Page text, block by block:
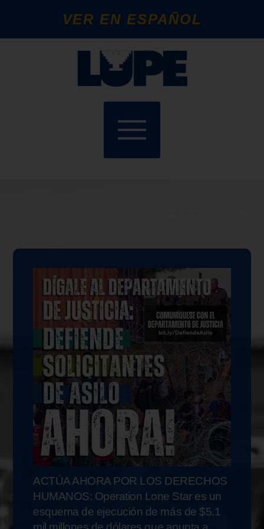
VER EN ESPAÑOL
ACTÚA AHORA POR LOS DERECHOS
HUMANOS: Operation Lone Star es un
esquema de ejecución de más de $5.1